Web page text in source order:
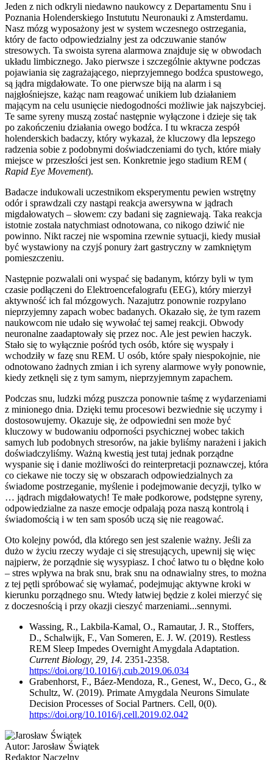
Jeden z nich odkryli niedawno naukowcy z Departamentu Snu i
Poznania Holenderskiego Instututu Neuronauki z Amsterdamu.
Nasz mózg wyposażony jest w system wczesnego ostrzegania,
który de facto odpowiedzialny jest za odczuwanie stanów
stresowych. Ta swoista syrena alarmowa znajduje się w obwodach
układu limbicznego. Jako pierwsze i szczególnie aktywne podczas
pojawiania się zagrażającego, nieprzyjemnego bodźca spustowego,
są jądra migdałowate. To one pierwsze biją na alarm i są
najgłośniejsze, każąc nam reagować unikiem lub działaniem
mającym na celu usunięcie niedogodności możliwie jak najszybciej.
Te same syreny muszą zostać następnie wyłączone i dzieje się tak
po zakończeniu działania owego bodźca. I tu wkracza zespół
holenderskich badaczy, który wykazał, że kluczowy dla lepszego
radzenia sobie z podobnymi doświadczeniami do tych, które miały
miejsce w przeszłości jest sen. Konkretnie jego stadium REM (
Rapid Eye Movement).
Badacze indukowali uczestnikom eksperymentu pewien wstrętny
odór i sprawdzali czy nastąpi reakcja awersywna w jądrach
migdałowatych – słowem: czy badani się zagniewają. Taka reakcja
istotnie została natychmiast odnotowana, co nikogo dziwić nie
powinno. Nikt raczej nie wspomina rzewnie sytuacji, kiedy musiał
być wystawiony na czyjś ponury żart gastryczny w zamkniętym
pomieszczeniu.
Następnie pozwalali oni wyspać się badanym, którzy byli w tym
czasie podłączeni do Elektroencefalografu (EEG), który mierzył
aktywność ich fal mózgowych. Nazajutrz ponownie rozpylano
nieprzyjemny zapach wobec badanych. Okazało się, że tym razem
naukowcom nie udało się wywołać tej samej reakcji. Obwody
neuronalne zaadaptowały się przez noc. Ale jest pewien haczyk.
Stało się to wyłącznie pośród tych osób, które się wyspały i
wchodziły w fazę snu REM. U osób, które spały niespokojnie, nie
odnotowano żadnych zmian i ich syreny alarmowe wyły ponownie,
kiedy zetknęli się z tym samym, nieprzyjemnym zapachem.
Podczas snu, ludzki mózg puszcza ponownie taśmę z wydarzeniami
z minionego dnia. Dzięki temu procesowi bezwiednie się uczymy i
dostosowujemy. Okazuje się, że odpowiedni sen może być
kluczowy w budowaniu odporności psychicznej wobec takich
samych lub podobnych stresorów, na jakie byliśmy narażeni i jakich
doświadczyliśmy. Ważną kwestią jest tutaj jednak porządne
wyspanie się i danie możliwości do reinterpretacji poznawczej, która
co ciekawe nie toczy się w obszarach odpowiedzialnych za
świadome postrzeganie, myślenie i podejmowanie decyzji, tylko w
… jądrach migdałowatych! Te małe podkorowe, podstępne syreny,
odpowiedzialne za nasze emocje odpalają poza naszą kontrolą i
świadomością i w ten sam sposób uczą się nie reagować.
Oto kolejny powód, dla którego sen jest szalenie ważny. Jeśli za
dużo w życiu rzeczy wydaje ci się stresujących, upewnij się więc
najpierw, że porządnie się wysypiasz. I choć łatwo tu o błędne koło
– stres wpływa na brak snu, brak snu na odnawialny stres, to można
z tej pętli spróbować się wyłamać, podejmując aktywne kroki w
kierunku porządnego snu. Wtedy łatwiej będzie z kolei mierzyć się
z doczesnością i przy okazji cieszyć marzeniami...sennymi.
Wassing, R., Lakbila-Kamal, O., Ramautar, J. R., Stoffers,
D., Schalwijk, F., Van Someren, E. J. W. (2019). Restless
REM Sleep Impedes Overnight Amygdala Adaptation.
Current Biology, 29, 14. 2351-2358.
https://doi.org/10.1016/j.cub.2019.06.034
Grabenhorst, F., Báez-Mendoza, R., Genest, W., Deco, G., &
Schultz, W. (2019). Primate Amygdala Neurons Simulate
Decision Processes of Social Partners. Cell, 0(0).
https://doi.org/10.1016/j.cell.2019.02.042
Autor: Jarosław Świątek
Redaktor Naczelny